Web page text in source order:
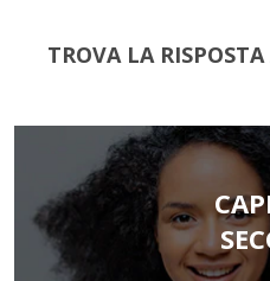
TROVA LA